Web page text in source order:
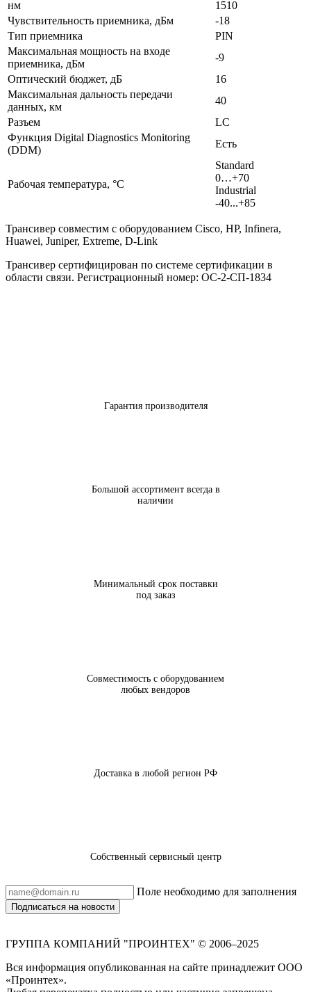
нм
1510
Чувствительность приемника, дБм
-18
Тип приемника
PIN
Максимальная мощность на входе
приемника, дБм
-9
Оптический бюджет, дБ
16
Максимальная дальность передачи
данных, км
40
Разъем
LC
Функция Digital Diagnostics Monitoring
(DDM)
Есть
Рабочая температура, °C
Standard
0…+70
Industrial
-40...+85
Трансивер совместим с оборудованием Cisco, HP, Infinera,
Huawei, Juniper, Extreme, D-Link
Трансивер сертифицирован по системе сертификации в
области связи. Регистрационный номер: ОС-2-СП-1834
Гарантия производителя
Большой ассортимент всегда в
наличии
Минимальный срок поставки
под заказ
Совместимость с оборудованием
любых вендоров
Доставка в любой регион РФ
Собственный сервисный центр
Поле необходимо для заполнения
Подписаться на новости
ГРУППА КОМПАНИЙ "ПРОИНТЕХ" © 2006–2025
Вся информация опубликованная на сайте принадлежит ООО
«Проинтех».